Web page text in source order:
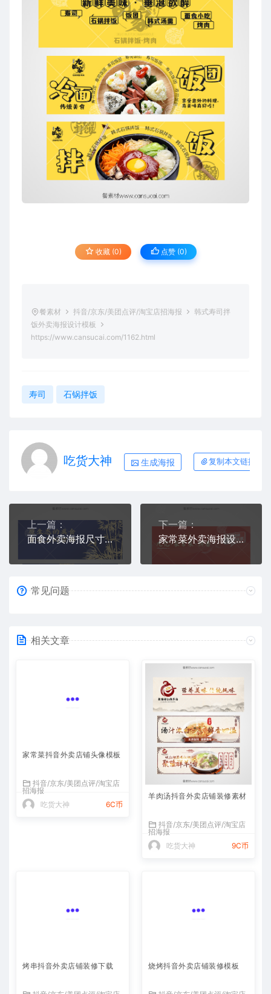
收藏 (0) 点赞 (0)
餐素材 抖音/京东/美团点评/淘宝店招海报
韩式寿司拌
饭外卖海报设计模板
https://www.cansucai.com/1162.html
寿司 石锅拌饭
吃货大神 生成海报 复制本文链接
上一篇：
面食外卖海报尺寸素材
下一篇：
家常菜外卖海报设计下载
常见问题
相关文章
家常菜抖音外卖店铺头像模板 羊肉汤抖音外卖店铺装修素材
抖音/京东/美团点评/淘宝店
招海报
吃货大神
9C币
烤串抖音外卖店铺装修下载 烧烤抖音外卖店铺装修模板